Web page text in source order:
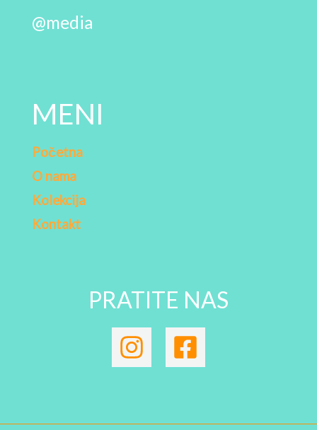
@media
MENI
Početna
O nama
Kolekcija
Kontakt
PRATITE NAS